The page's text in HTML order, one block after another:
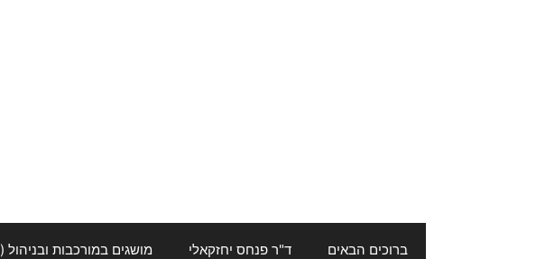
ברוכים הבאים ד"ר פנחס יחזקאלי מושגים במורכבות ובניהול (WIKI)